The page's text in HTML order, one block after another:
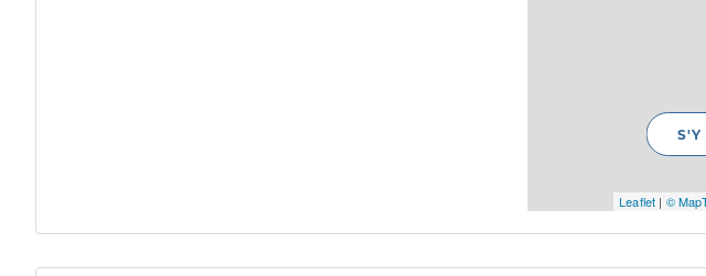
Leaflet | ©
S'Y